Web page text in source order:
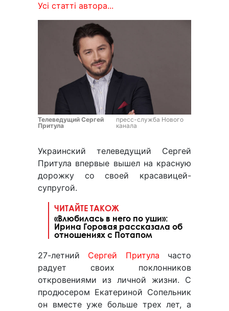
Усі статті автора...
Телеведущий Сергей
Притула
пресс-служба Нового
канала
Украинский телеведущий Сергей
Притула впервые вышел на красную
дорожку со своей красавицей-
супругой.
ЧИТАЙТЕ ТАКОЖ
«Влюбилась в него по уши»:
Ирина Горовая рассказала об
отношениях с Потапом
27-летний Сергей Притула часто
радует своих поклонников
откровениями из личной жизни. С
продюсером Екатериной Сопельник
он вместе уже больше трех лет, а